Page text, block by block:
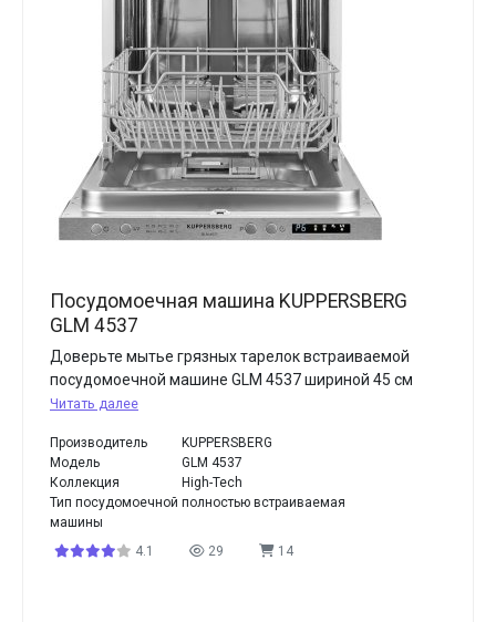
Посудомоечная машина KUPPERSBERG
GLM 4537
Доверьте мытье грязных тарелок встраиваемой
посудомоечной машине GLM 4537 шириной 45 см
Читать далее
Производитель
KUPPERSBERG
Модель
GLM 4537
Коллекция
High-Tech
Тип посудомоечной
машины
полностью встраиваемая
4.1 29 14